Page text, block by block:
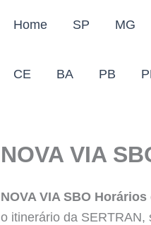
Home SP MG
CE BA PB
NOVA VIA
NOVA VIA SBO Horários
o itinerário da